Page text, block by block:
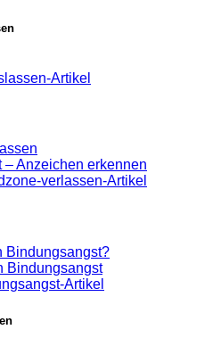
Artikel
– Anzeichen erkennen
verlassen-Artikel
Bindungsangst?
Bindungsangst
Artikel